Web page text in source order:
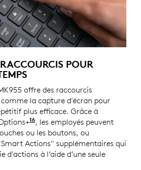
POUR
offre des raccourcis
la capture d'écran pour
plus efficace. Grâce à
16, disponible sous Windows
, les employés peuvent
ou les boutons, ou
Actions" supplémentaires qui
d'actions à l’aide d’une seule